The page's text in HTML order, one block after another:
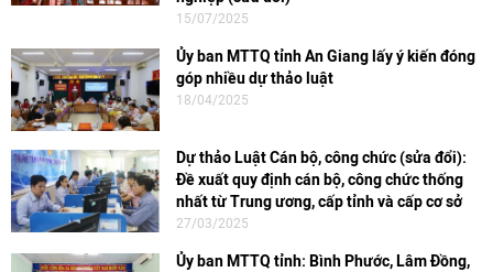
15/07/2025
Ủy ban MTTQ tỉnh An Giang lấy ý kiến đóng
góp nhiều dự thảo luật
18/04/2025
Dự thảo Luật Cán bộ, công chức (sửa đổi):
Đề xuất quy định cán bộ, công chức thống
nhất từ Trung ương, cấp tỉnh và cấp cơ sở
27/03/2025
Ủy ban MTTQ tỉnh: Bình Phước, Lâm Đồng,